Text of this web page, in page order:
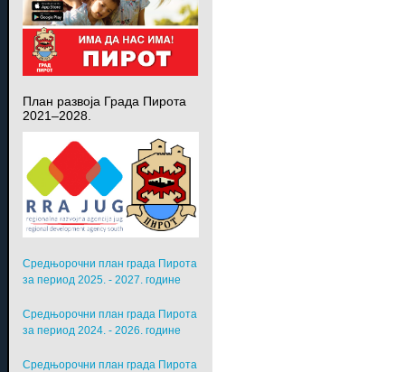
План развоја Града Пирота
2021–2028.
Средњорочни план града Пирота
за период 2025. - 2027. године
Средњорочни план града Пирота
за период 2024. - 2026. године
Средњорочни план града Пирота